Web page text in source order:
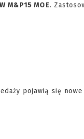
M&P15 MOE.
pojawią się